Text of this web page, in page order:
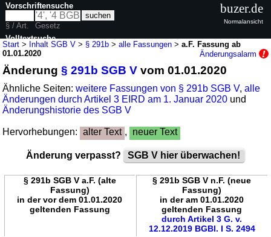
Start > Inhalt SGB V > § 291b >alle Fassungen >a.F. Fassung ab
01.01.2020
Änderungsalarm
Änderung§ 291b SGB V vom 01.01.2020
Ähnliche Seiten:weitere Fassungen von § 291b SGB V,alle
Änderungen durch Artikel 3 EIRD am 1. Januar 2020 und
Änderungshistorie des SGB V
Hervorhebungen: alter Text , neuer Text
Änderung verpasst? SGB V hier überwachen!
§ 291b SGB V a.F. (alte
Fassung)
in der vor dem 01.01.2020
geltenden Fassung
§ 291b SGB V n.F. (neue
Fassung)
in der am 01.01.2020
geltenden Fassung
durch Artikel 3 G. v.
12.12.2019 BGBl. I S. 2494
Vorschriftensuche
§ / Art.
Gesetz
Volltextsuche
buzer.de
Normalansicht